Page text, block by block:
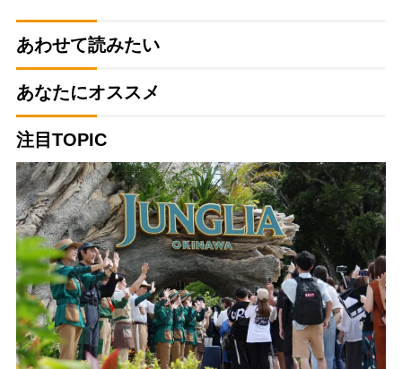
あわせて読みたい
あなたにオススメ
注目TOPIC